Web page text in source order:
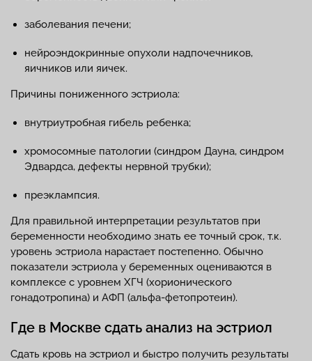
заболевания печени;
нейроэндокринные опухоли надпочечников,
яичников или яичек.
Причины пониженного эстриола:
внутриутробная гибель ребенка;
хромосомные патологии (синдром Дауна, синдром
Эдвардса, дефекты нервной трубки);
преэклампсия.
Для правильной интерпретации результатов при
беременности необходимо знать ее точный срок, т.к.
уровень эстриола нарастает постепенно. Обычно
показатели эстриола у беременных оцениваются в
комплексе с уровнем ХГЧ (хорионического
гонадотропина) и АФП (альфа-фетопротеин).
Где в Москве сдать анализ на эстриол
Сдать кровь на эстриол и быстро получить результаты